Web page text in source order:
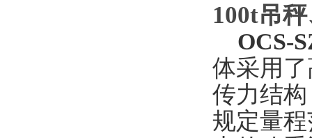
100t吊
OCS-
体采用
传力结
规定量